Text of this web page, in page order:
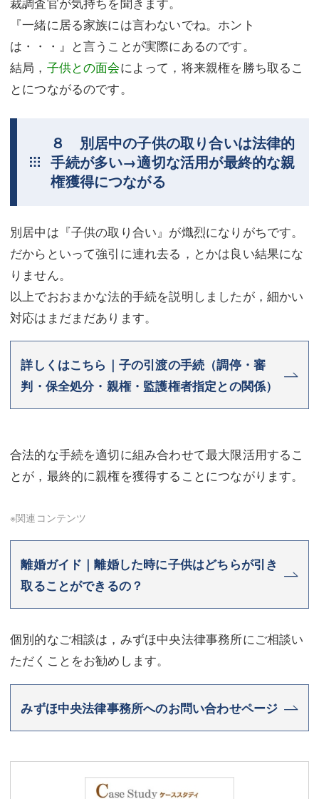
『一緒に居る家族には言わないでね。ホント
は・・・』と言うことが実際にあるのです。
結局， 子供との面会によって，将来親権を勝ち取るこ
とにつながるのです。
８ 別居中の子供の取り合いは法律的
手続が多い→適切な活用が最終的な親
権獲得につながる
別居中は『子供の取り合い』が熾烈になりがちです。
だからといって強引に連れ去る，とかは良い結果にな
りません。
以上でおおまかな法的手続を説明しましたが，細かい
対応はまだまだあります。
詳しくはこちら｜子の引渡の手続（調停・審
判・保全処分・親権・監護権者指定との関係）
合法的な手続を適切に組み合わせて最大限活用するこ
とが，最終的に親権を獲得することにつながります。
※関連コンテンツ
離婚ガイド｜離婚した時に子供はどちらが引き
取ることができるの？
個別的なご相談は，みずほ中央法律事務所にご相談い
ただくことをお勧めします。
みずほ中央法律事務所へのお問い合わせページ